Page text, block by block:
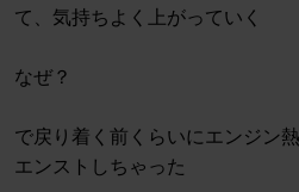
て、気持ちよく上がっていく
なぜ？
で戻り着く前くらいにエンジン
エンストしちゃった